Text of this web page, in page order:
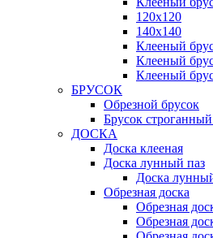
120х120
140х140
Клееный
Клееный
Клееный
БРУСОК
Обрезной брусок
Брусок
ДОСКА
Доска клееная
Доска лунный паз
Доска
Обрезная доска
Обрезная
Обрезная